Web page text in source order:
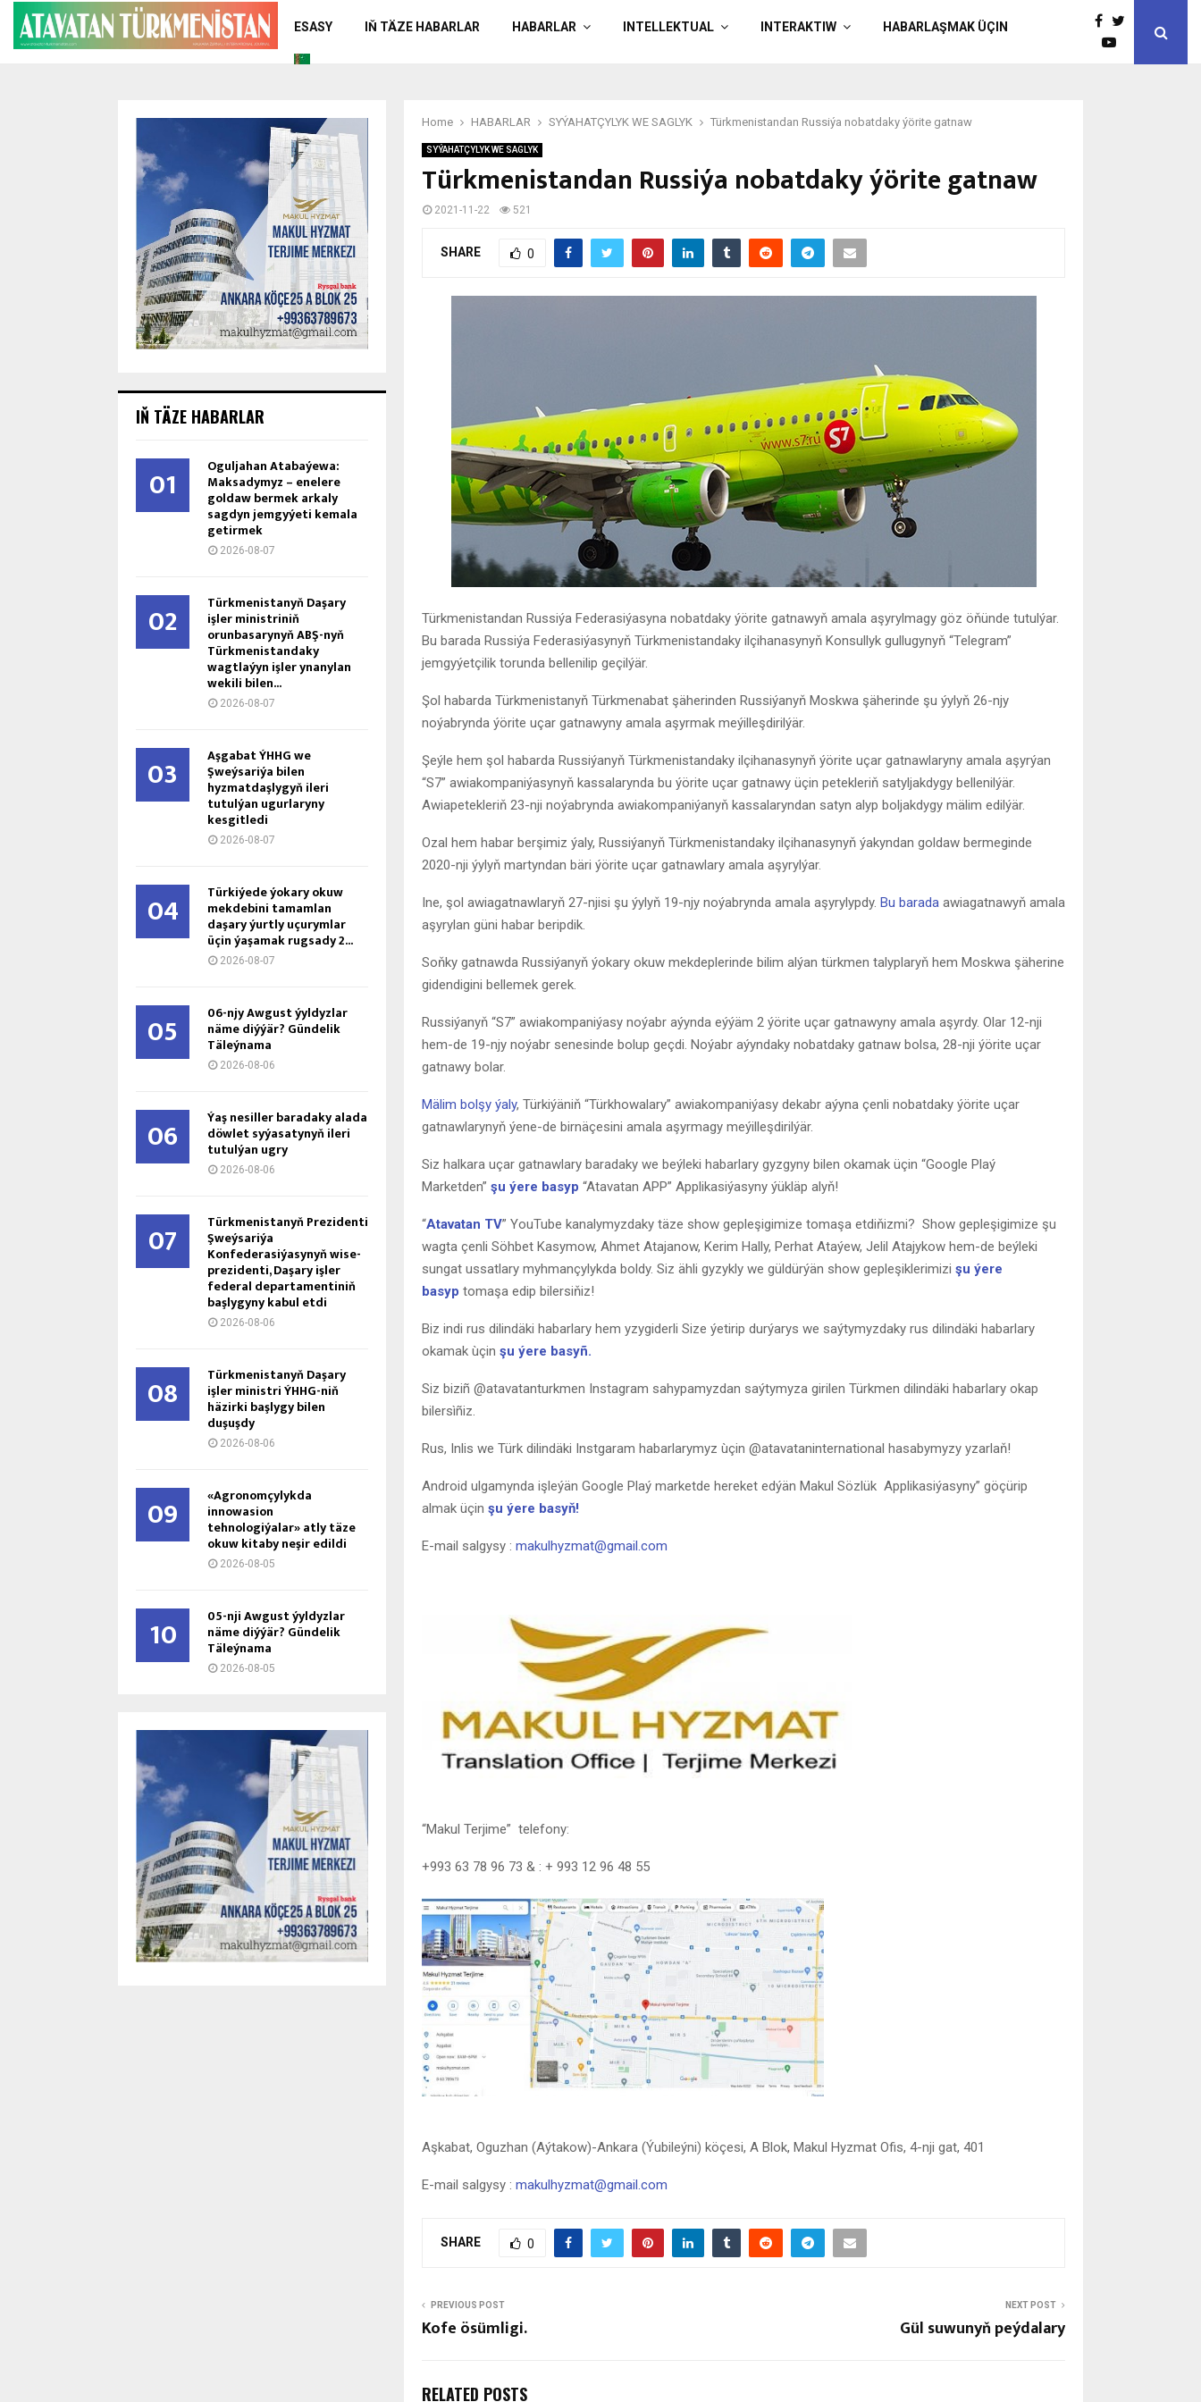
ESASY IŇ TÄZE HABARLAR HABARLAR INTELLEKTUAL INTERAKTIW HABARLAŞMAK ÜÇIN
Home HABARLAR SYÝAHATÇYLYK WE SAGLYK Türkmenistandan Russiýa nobatdaky ýörite gatnaw
SYÝAHATÇYLYK WE SAGLYK
Türkmenistandan Russiýa nobatdaky ýörite gatnaw
2021-11-22 521
SHARE 0
Türkmenistandan Russiýa Federasiýasyna nobatdaky ýörite gatnawyň amala aşyrylmagy göz öňünde tutulýar.
Bu barada Russiýa Federasiýasynyň Türkmenistandaky ilçihanasynyň Konsullyk gullugynyň “Telegram”
jemgyýetçilik torunda bellenilip geçilýär.
Şol habarda Türkmenistanyň Türkmenabat şäherinden Russiýanyň Moskwa şäherinde şu ýylyň 26-njy
noýabrynda ýörite uçar gatnawyny amala aşyrmak meýilleşdirilýär.
Şeýle hem şol habarda Russiýanyň Türkmenistandaky ilçihanasynyň ýörite uçar gatnawlaryny amala aşyrýan
“S7” awiakompaniýasynyň kassalarynda bu ýörite uçar gatnawy üçin petekleriň satyljakdygy bellenilýär.
Awiapetekleriň 23-nji noýabrynda awiakompaniýanyň kassalaryndan satyn alyp boljakdygy mälim edilýär.
Ozal hem habar berşimiz ýaly, Russiýanyň Türkmenistandaky ilçihanasynyň ýakyndan goldaw bermeginde
2020-nji ýylyň martyndan bäri ýörite uçar gatnawlary amala aşyrylýar.
Ine, şol awiagatnawlaryň 27-njisi şu ýylyň 19-njy noýabrynda amala aşyrylypdy. Bu barada awiagatnawyň amala
aşyrylan güni habar beripdik.
Soňky gatnawda Russiýanyň ýokary okuw mekdeplerinde bilim alýan türkmen talyplaryň hem Moskwa şäherine
gidendigini bellemek gerek.
Russiýanyň “S7” awiakompaniýasy noýabr aýynda eýýäm 2 ýörite uçar gatnawyny amala aşyrdy. Olar 12-nji
hem-de 19-njy noýabr senesinde bolup geçdi. Noýabr aýyndaky nobatdaky gatnaw bolsa, 28-nji ýörite uçar
gatnawy bolar.
Mälim bolşy ýaly, Türkiýäniň “Türkhowalary” awiakompaniýasy dekabr aýyna çenli nobatdaky ýörite uçar
gatnawlarynyň ýene-de birnäçesini amala aşyrmagy meýilleşdirilýär.
Siz halkara uçar gatnawlary baradaky we beýleki habarlary gyzgyny bilen okamak üçin “Google Plaý
Marketden” şu ýere basyp “Atavatan APP” Applikasiýasyny ýükläp alyň!
“Atavatan TV” YouTube kanalymyzdaky täze show gepleşigimize tomaşa etdiňizmi? Show gepleşigimize şu
wagta çenli Söhbet Kasymow, Ahmet Atajanow, Kerim Hally, Perhat Ataýew, Jelil Atajykow hem-de beýleki
sungat ussatlary myhmançylykda boldy. Siz ähli gyzykly we güldürýän show gepleşiklerimizi şu ýere
basyp tomaşa edip bilersiňiz!
Biz indi rus dilindäki habarlary hem yzygiderli Size ýetirip durýarys we saýtymyzdaky rus dilindäki habarlary
okamak ùçin şu ýere basyñ.
Siz biziñ @atavatanturkmen Instagram sahypamyzdan saýtymyza girilen Türkmen dilindäki habarlary okap
bilersìñiz.
Rus, Inlis we Türk dilindäki Instgaram habarlarymyz ùçin @atavataninternational hasabymyzy yzarlaň!
Android ulgamynda işleýän Google Plaý marketde hereket edýän Makul Sözlük Applikasiýasyny” göçürip
almak üçin şu ýere basyň!
E-mail salgysy : makulhyzmat@gmail.com
“Makul Terjime” telefony:
+993 63 78 96 73 & : + 993 12 96 48 55
Aşkabat, Oguzhan (Aýtakow)-Ankara (Ýubileýni) köçesi, A Blok, Makul Hyzmat Ofis, 4-nji gat, 401
E-mail salgysy : makulhyzmat@gmail.com
SHARE 0
PREVIOUS POST
Kofe ösümligi.
NEXT POST
Gül suwunyň peýdalary
RELATED POSTS
IŇ TÄZE HABARLAR
01 Oguljahan Atabaýewa:
Maksadymyz – enelere
goldaw bermek arkaly
sagdyn jemgyýeti kemala
getirmek
2026-08-07
02 Türkmenistanyň Daşary
işler ministriniň
orunbasarynyň ABŞ-nyň
Türkmenistandaky
wagtlaýyn işler ynanylan
wekili bilen...
2026-08-07
03 Aşgabat ÝHHG we
Şweýsariýa bilen
hyzmatdaşlygyň ileri
tutulýan ugurlaryny
kesgitledi
2026-08-07
04 Türkiýede ýokary okuw
mekdebini tamamlan
daşary ýurtly uçurymlar
üçin ýaşamak rugsady 2...
2026-08-07
05 06-njy Awgust ýyldyzlar
näme diýýär? Gündelik
Täleýnama
2026-08-06
06 Ýaş ne­sil­ler ba­ra­da­ky ala­da
döw­let sy­ýa­sa­ty­nyň ile­ri
tu­tul­ýan ug­ry
2026-08-06
07 Türkmenistanyň Prezidenti
Şweýsariýa
Konfederasiýasynyň wise-
prezidenti, Daşary işler
federal departamentiniň
başlygyny kabul etdi
2026-08-06
08 Türkmenistanyň Daşary
işler ministri ÝHHG-niň
häzirki başlygy bilen
duşuşdy
2026-08-06
09 «Agronomçylykda
innowasion
tehnologiýalar» atly täze
okuw kitaby neşir edildi
2026-08-05
10 05-nji Awgust ýyldyzlar
näme diýýär? Gündelik
Täleýnama
2026-08-05